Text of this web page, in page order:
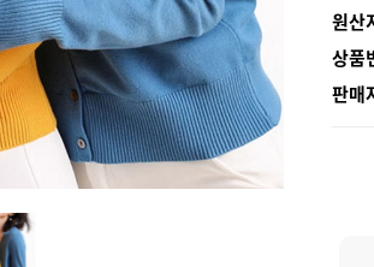
원산
상품
판매